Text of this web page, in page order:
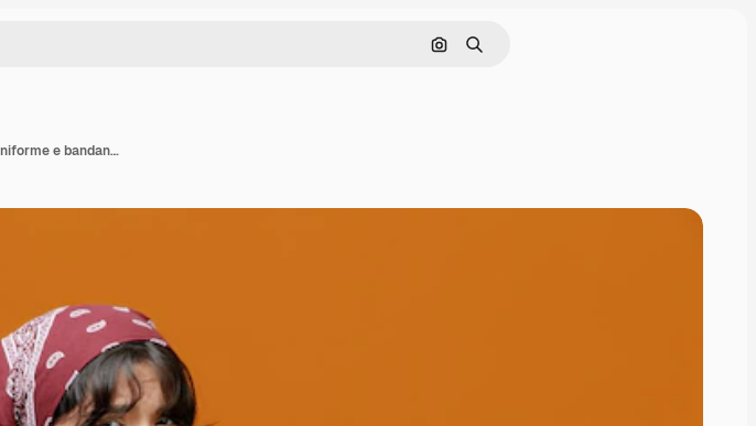
Cerca per immagine
Ricerca
Sorridente giovane donna addetta alle pulizie che indossa uniforme e bandana vassoio con spugna in esso che punta al vassoio guardando la fotocamera isolata su sfondo arancione